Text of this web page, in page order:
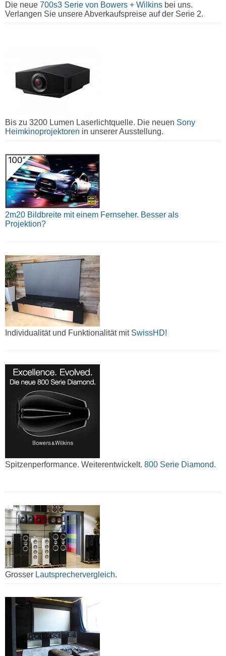
Die neue 700s3 Serie von Bowers + Wilkins bei uns.
Verlangen Sie unsere Abverkaufspreise auf der Serie 2.
Bis zu 3200 Lumen Laserlichtquelle. Die neuen Sony
Heimkinoprojektoren in unserer Ausstellung.
2m20 Bildbreite mit einem Fernseher. Besser als
Projektion?
Individualität und Funktionalität mitSwissHD!
Spitzenperformance. Weiterentwickelt. 800 Serie Diamond.
Grosser Lautsprechervergleich.